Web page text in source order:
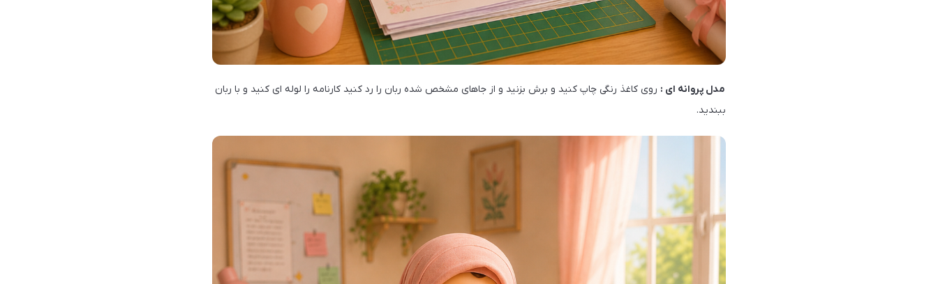
مدل پروانه ای : روی کاغذ رنگی چاپ کنید و برش بزنید و از جاهای مشخص شده ربان را رد کنید کارنامه را لوله ای کنید و با ربان
ببندید.